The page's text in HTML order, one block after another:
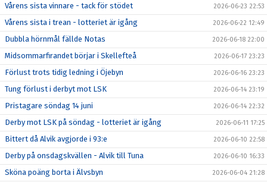
Vårens sista vinnare - tack för stödet 2026-06-23 22:53
Vårens sista i trean - lotteriet är igång 2026-06-22 12:49
Dubbla hörnmål fällde Notas 2026-06-18 22:00
Midsommarfirandet börjar i Skellefteå 2026-06-17 23:23
Förlust trots tidig ledning i Öjebyn 2026-06-16 23:23
Tung förlust i derbyt mot LSK 2026-06-14 23:19
Pristagare söndag 14 juni 2026-06-14 22:32
Derby mot LSK på söndag - lotteriet är igång 2026-06-11 17:25
Bittert då Alvik avgjorde i 93:e 2026-06-10 22:58
Derby på onsdagskvällen - Alvik till Tuna 2026-06-10 16:33
Sköna poäng borta i Älvsbyn 2026-06-04 21:28